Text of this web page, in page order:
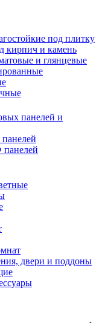
под плитку
кирпич и камень
и глянцевые
панелей и
двери и поддоны